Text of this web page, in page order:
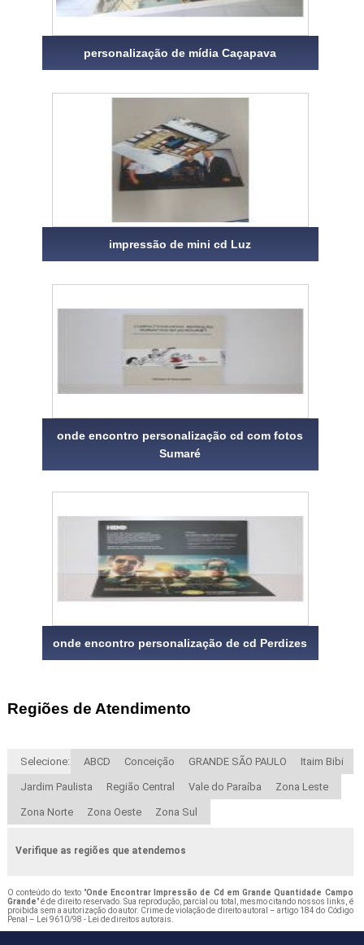
personalização de mídia Caçapava
impressão de mini cd Luz
onde encontro personalização cd com fotos
Sumaré
onde encontro personalização de cd Perdizes
Regiões de Atendimento
Selecione: ABCD Conceição GRANDE SÃO PAULO Itaim Bibi
Jardim Paulista Região Central Vale do Paraíba Zona Leste
Zona Norte Zona Oeste Zona Sul
Verifique as regiões que atendemos
O conteúdo do texto "Onde Encontrar Impressão de Cd em Grande Quantidade Campo
Grande" é de direito reservado. Sua reprodução, parcial ou total, mesmo citando nossos links, é
proibida sem a autorização do autor. Crime de violação de direito autoral – artigo 184 do Código
Penal –
Lei 9610/98 - Lei de direitos autorais